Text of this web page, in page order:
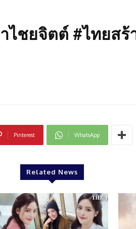
ไชยจิตต์ #ไทยสร้
Pinterest WhatsApp
Related News